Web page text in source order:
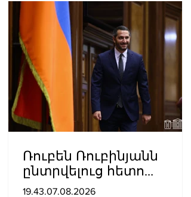
Ռուբեն Ռուբինյանն
ընտրվելուց հետո
դարձել է աշխարհի
19.43.07.08.2026